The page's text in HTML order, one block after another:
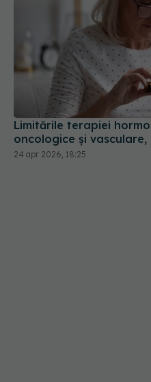
Limitările terapiei
oncologice și vasculare,
24 apr 2026, 18:25